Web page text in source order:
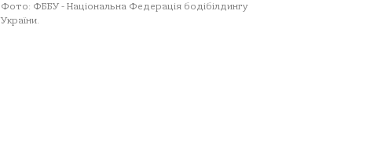
Фото: ФББУ - Національна Федерація бодібілдингу
України.